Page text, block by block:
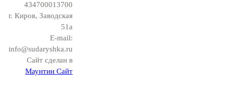
434700013700
г. Киров, Заводская
51а
E-mail:
info@sudaryshka.ru
Сайт сделан в
Маунтин Сайт